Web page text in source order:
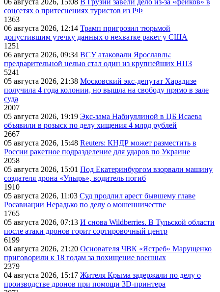
06 августа 2026, 15:08 В Грузии завели дело из-за «фейков» в
соцсетях о притеснениях туристов из РФ
1363
06 августа 2026, 12:14 Трамп пригрозил тюрьмой
допустившим утечку данных о нехватке ракет у США
1251
06 августа 2026, 09:34 ВСУ атаковали Ярославль:
предварительной целью стал один из крупнейших НПЗ
5241
05 августа 2026, 21:38 Московский экс-депутат Харадизе
получила 4 года колонии, но вышла на свободу прямо в зале
суда
2007
05 августа 2026, 19:19 Экс-зама Набиуллиной в ЦБ Исаева
объявили в розыск по делу хищения 4 млрд рублей
2667
05 августа 2026, 15:48 Reuters: КНДР может разместить в
России ракетное подразделение для ударов по Украине
2058
05 августа 2026, 15:01 Под Екатеринбургом взорвали машину
создателя дрона «Упырь», водитель погиб
1910
05 августа 2026, 11:03 Суд продлил арест бывшему главе
Росавиации Нерадько по делу о мошенничестве
1765
05 августа 2026, 07:13 И снова Wildberries. В Тульской области
после атаки дронов горит сортировочный центр
6199
04 августа 2026, 21:20 Основателя ЧВК «Ястреб» Марущенко
приговорили к 18 годам за похищение военных
2379
04 августа 2026, 15:17 Жителя Крыма задержали по делу о
производстве дронов при помощи 3D‑принтера